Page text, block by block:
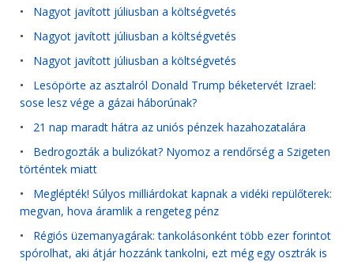
• Nagyot javított júliusban a költségvetés
• Nagyot javított júliusban a költségvetés
• Nagyot javított júliusban a költségvetés
• Lesöpörte az asztalról Donald Trump béketervét Izrael:
sose lesz vége a gázai háborúnak?
• 21 nap maradt hátra az uniós pénzek hazahozatalára
• Bedrogozták a bulizókat? Nyomoz a rendőrség a Szigeten
történtek miatt
• Meglépték! Súlyos milliárdokat kapnak a vidéki repülőterek:
megvan, hova áramlik a rengeteg pénz
• Régiós üzemanyagárak: tankolásonként több ezer forintot
spórolhat, aki átjár hozzánk tankolni, ezt még egy osztrák is